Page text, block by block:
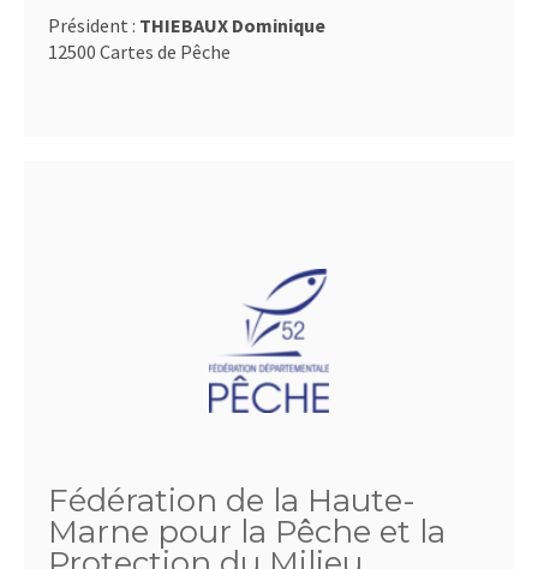
Président : THIEBAUX Dominique
12500 Cartes de Pêche
Fédération de la Haute-
Marne pour la Pêche et la